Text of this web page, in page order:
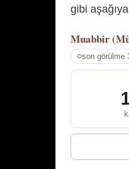
gibi
Muabbir
son görülme